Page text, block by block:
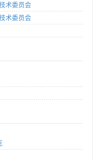
术委员会
术委员会